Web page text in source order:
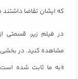
که ایشان تقاضا
در فیلم زیر، قسمتی
مشاهده کنید. در بخشی
«به ما ثابت شده